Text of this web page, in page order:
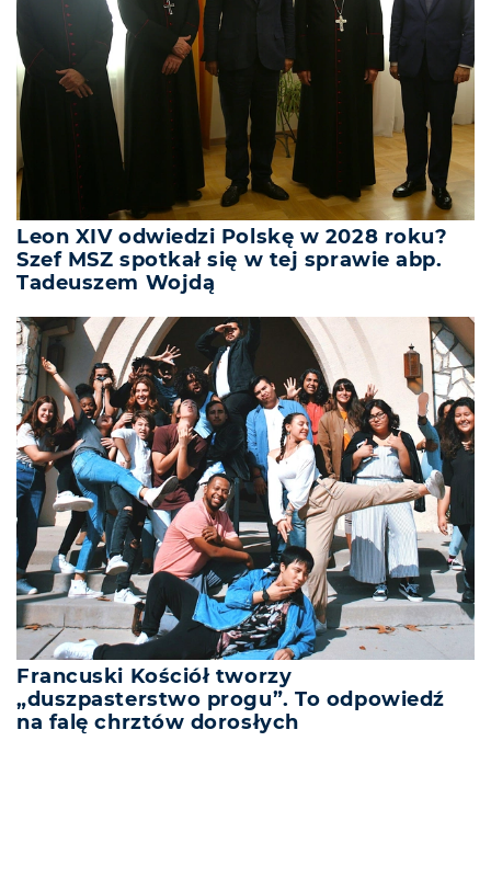
Leon XIV odwiedzi Polskę w 2028 roku?
Szef MSZ spotkał się w tej sprawie abp.
Tadeuszem Wojdą
Francuski Kościół tworzy
„duszpasterstwo progu”. To odpowiedź
na falę chrztów dorosłych